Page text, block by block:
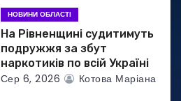
НОВИНИ ОБЛАСТІ
На Рівненщині судитимуть
подружжя за збут
наркотиків по всій Україні
Сер 6, 2026 Котова Маріана